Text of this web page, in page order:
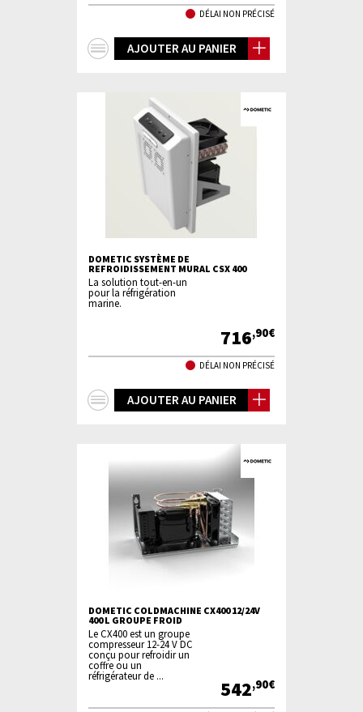
DÉLAI NON PRÉCISÉ
AJOUTER AU PANIER
DOMETIC SYSTÈME DE
REFROIDISSEMENT MURAL CSX 400
La solution tout-en-un
pour la réfrigération
marine.
716,90€
DÉLAI NON PRÉCISÉ
AJOUTER AU PANIER
DOMETIC COLDMACHINE CX400 12/24V
400 L GROUPE FROID
Le CX400 est un groupe
compresseur 12-24 V DC
conçu pour refroidir un
coffre ou un
réfrigérateur de ...
542,90€